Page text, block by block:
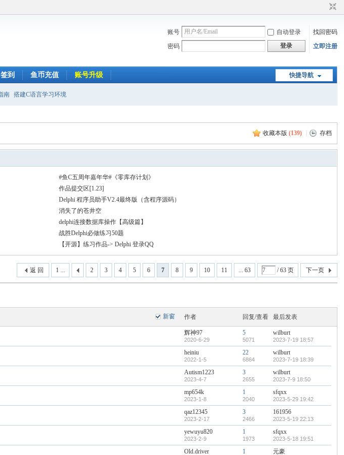
账号 自动登录
找回密码
密码
登录 立即注册
快捷导航
签到 鱼币充值 账号升级
南 搭建C语言学习环境
收藏本版 (139) 存档
#鱼C五周年嘉年华#《零库存计划》
作品提交区[1.23]
Delphi 程序员助手V2.4最终版（含程序源码）
消失了的苍井空
delphi连接数据库操作【高级篇】
战胜Delphi必做练习50题
【开源】练习作品-> Delphi 登录QQ
1 ... 2 3 4 5 6 7 8 9 10 11 ... 63 / 63 页 下一页
返 回
新窗 作者 回复/查看 最后发表
辉神97
2020-6-29
5
5071
wilburt
2023-7-19 18:57
heiniu
2022-1-5
22
6864
wilburt
2023-7-19 18:39
Autism1223
2023-4-7
3
2655
wilburt
2023-7-9 18:50
mp654k
2023-1-8
1
2040
sfqxx
2023-5-29 19:42
qaz12345
2023-2-17
3
2466
161956
2023-5-19 22:13
yewuyu820
2023-2-9
1
1973
sfqxx
2023-5-18 19:51
Old.driver 1 元豪